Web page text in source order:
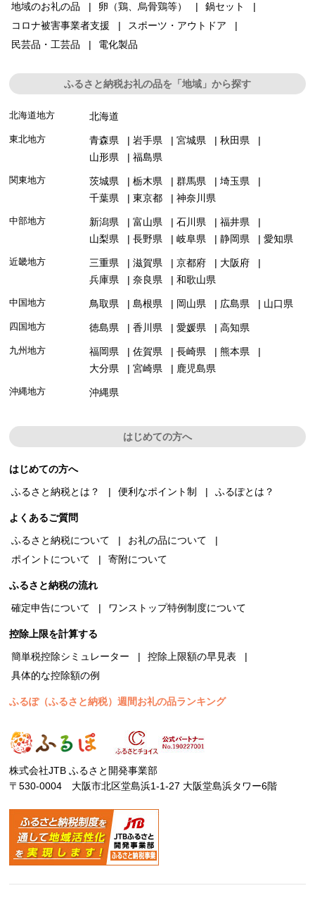
地域のお礼の品
卵（鶏、烏骨鶏等）
鍋セット
コロナ被害事業者支援
スポーツ・アウトドア
民芸品・工芸品
電化製品
ふるさと納税お礼の品を「地域」から探す
北海道地方 北海道
東北地方 青森県 岩手県 宮城県
秋田県
山形県
福島県
関東地方 茨城県 栃木県 群馬県
埼玉県
千葉県
東京都 神奈川県
中部地方 新潟県 富山県 石川県
福井県
山梨県
長野県 岐阜県 静岡県 愛知県
近畿地方 三重県 滋賀県 京都府
大阪府
兵庫県
奈良県 和歌山県
中国地方 鳥取県 島根県 岡山県 広島県 山口県
四国地方 徳島県 香川県 愛媛県 高知県
九州地方 福岡県 佐賀県 長崎県
熊本県
大分県
宮崎県 鹿児島県
沖縄地方 沖縄県
はじめての方へ
はじめての方へ
ふるさと納税とは？
便利なポイント制 ふるぽとは？
よくあるご質問
ふるさと納税について
お礼の品について
ポイントについて
寄附について
ふるさと納税の流れ
確定申告について
ワンストップ特例制度について
控除上限を計算する
簡単税控除シミュレーター
控除上限額の早見表
具体的な控除額の例
ふるぽ（ふるさと納税）週間お礼の品ランキング
株式会社JTB ふるさと開発事業部
〒530-0004 大阪市北区堂島浜1-1-27 大阪堂島浜タワー6階